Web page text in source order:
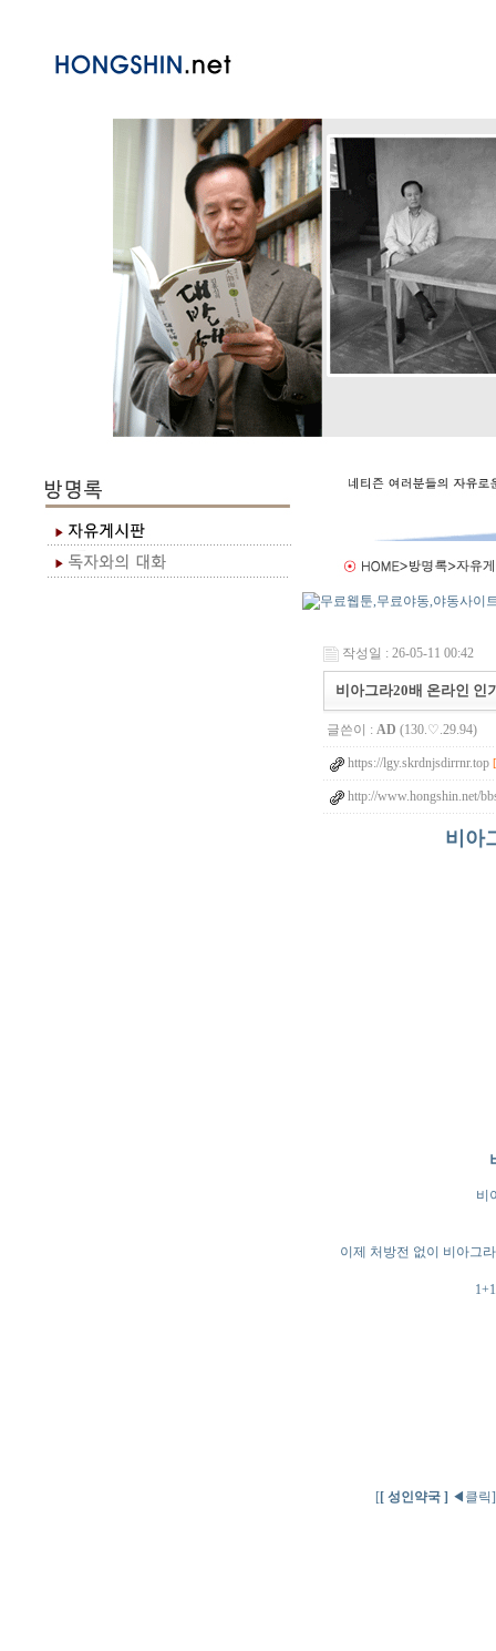
작성일 : 26-05-11 00:42
비아그라20배 온라인 인
글쓴이 : AD (130.♡.29.94)
https://lgy.skrdnjsdirrnr.top
http://www.hongshin.net/
비아
비
이제 처방전 없이 비아그
[[ 성인약국 ] ◀클릭]